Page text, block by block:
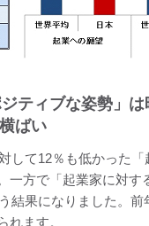
ティブな姿勢」
ばい
して12％も低かった
一方で「起業家に対
結果になりました。
れます。